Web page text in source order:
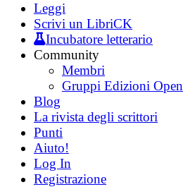
Leggi
Scrivi un LibriCK
Incubatore letterario
Community
Membri
Gruppi Edizioni Open
Blog
La rivista degli scrittori
Punti
Aiuto!
Log In
Registrazione